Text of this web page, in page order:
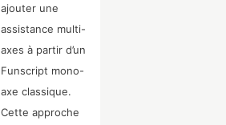
ajouter une
assistance multi-
axes à partir d’un
Funscript mono-
axe classique.
Cette approche